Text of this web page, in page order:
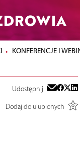
KONFERENCJE I
Udostępnij
Dodaj do ulubionych